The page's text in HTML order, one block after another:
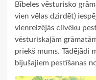
Bībeles vēsturisko
vien vēlas dzirdēt)
vienreizējās cilvēku
vēsturiskajām
priekš mums. Tādējādi
bijušajiem pestīšanas